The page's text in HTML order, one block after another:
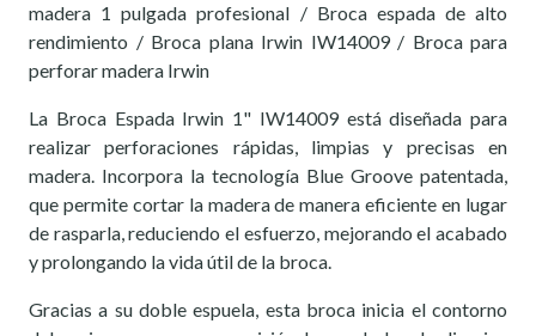
madera 1 pulgada profesional / Broca espada de alto
rendimiento / Broca plana Irwin IW14009 / Broca para
perforar madera Irwin
La Broca Espada Irwin 1" IW14009 está diseñada para
realizar perforaciones rápidas, limpias y precisas en
madera. Incorpora la tecnología Blue Groove patentada,
que permite cortar la madera de manera eficiente en lugar
de rasparla, reduciendo el esfuerzo, mejorando el acabado
y prolongando la vida útil de la broca.
Gracias a su doble espuela, esta broca inicia el contorno